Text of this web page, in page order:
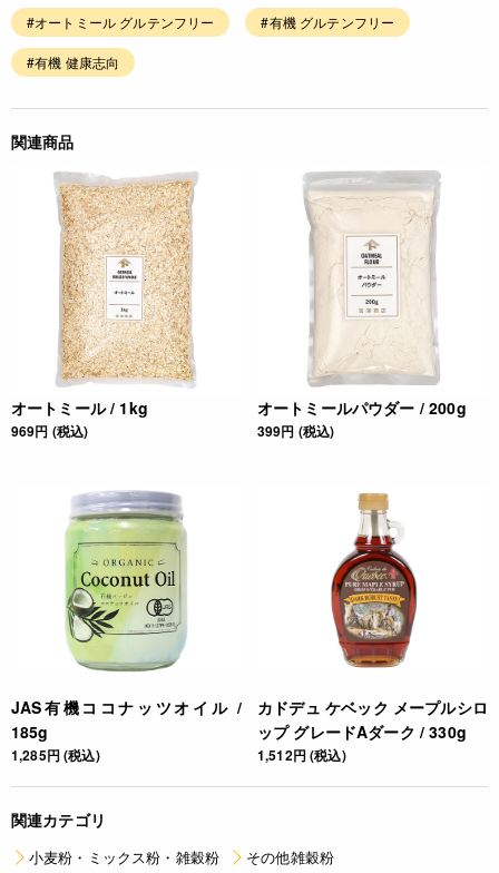
#オートミール グルテンフリー #有機 グルテンフリー
#有機 健康志向
関連商品
オートミール / 1kg
969円 (税込)
オートミールパウダー / 200g
399円 (税込)
JAS有機ココナッツオイル /
185g
1,285円 (税込)
カドデュ ケベック メープルシロ
ップ グレードAダーク / 330g
1,512円 (税込)
関連カテゴリ
小麦粉・ミックス粉・雑穀粉
その他雑穀粉